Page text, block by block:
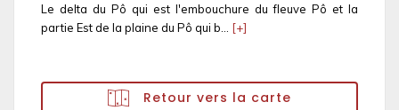
Le delta du Pô qui est l'embouchure du fleuve Pô et la
partie Est de la plaine du Pô qui b... [+]
Retour vers la carte